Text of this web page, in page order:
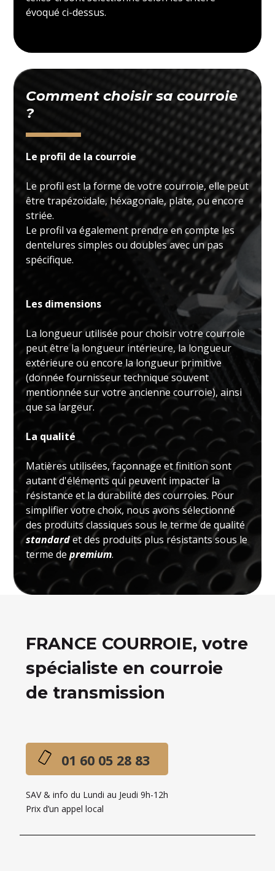
évoqué ci-dessus.
Comment choisir sa courroie
?
Le profil de la courroie
Le profil est la forme de votre courroie, elle peut
être trapézoïdale, héxagonale, plate, ou encore
striée.
Le profil va également prendre en compte les
dentelures simples ou doubles avec un pas
spécifique.
Les dimensions
La longueur utilisée pour choisir votre courroie
peut être la longueur intérieure, la longueur
extérieure ou encore la longueur primitive
(donnée fournisseur technique souvent
mentionnée sur votre ancienne courroie), ainsi
que sa largeur.
La qualité
Matières utilisées, façonnage et finition sont
autant d'éléments qui peuvent impacter la
résistance et la durabilité des courroies. Pour
simplifier votre choix, nous avons sélectionné
des produits classiques sous le terme de qualité
standardet des produits plus résistants sous le
terme depremium.
FRANCE COURROIE, votre
spécialiste en courroie
de transmission
01 60 05 28 83
SAV & info du Lundi au Jeudi 9h-12h
Prix d’un appel local